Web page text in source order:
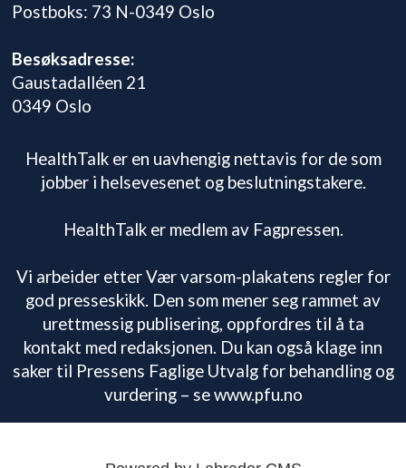
Postboks: 73 N-0349 Oslo
Besøksadresse:
Gaustadalléen 21
0349 Oslo
HealthTalk er en uavhengig nettavis for de som
jobber i helsevesenet og beslutningstakere.
HealthTalk er medlem av Fagpressen.
Vi arbeider etter Vær varsom-plakatens regler for
god presseskikk. Den som mener seg rammet av
urettmessig publisering, oppfordres til å ta
kontakt med redaksjonen. Du kan også klage inn
saker til Pressens Faglige Utvalg for behandling og
vurdering – se www.pfu.no